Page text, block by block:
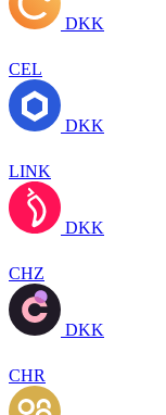
DKK
CEL
DKK
LINK
DKK
CHZ
DKK
CHR